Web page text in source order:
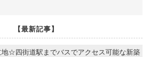
【最新記事】
地☆四街道駅までバスでアクセス可能な新築